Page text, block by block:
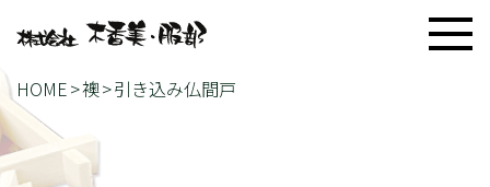
HOME 襖 引き込み仏間戸